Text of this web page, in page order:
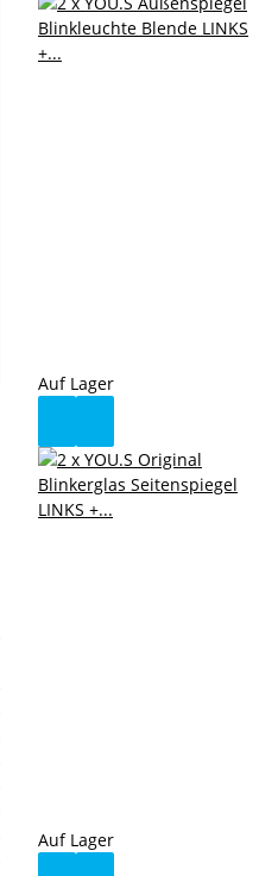
Auf Lager
Auf Lager